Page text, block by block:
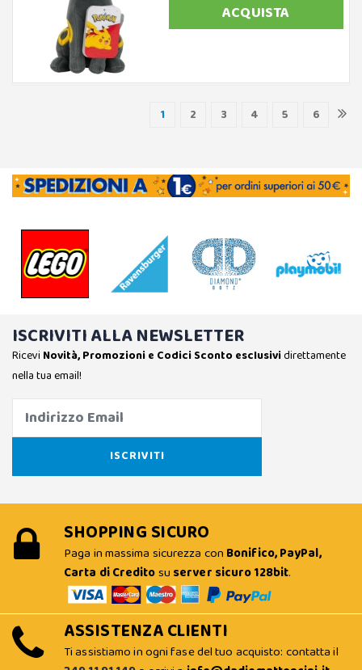
ACQUISTA
1 2 3 4 5 6
ISCRIVITI ALLA NEWSLETTER
Ricevi Novità, Promozioni e Codici Sconto esclusividirettamente
nella tua email!
SHOPPING SICURO
Paga in massima sicurezza con Bonifico, PayPal,
Carta di Creditosu server sicuro 128bit.
ASSISTENZA CLIENTI
Ti assistiamo in ogni fase del tuo acquisto: contatta il